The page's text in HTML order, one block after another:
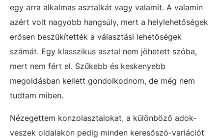
egy arra alkalmas asztalkát vagy valamit. A valamin
azért volt nagyobb hangsúly, mert a helylehetőségek
erősen beszűkítették a választási lehetőségek
számát. Egy klasszikus asztal nem jöhetett szóba,
mert nem fért el. Szűkebb és keskenyebb
megoldásban kellett gondolkodnom, de még nem
tudtam miben.
Nézegettem konzolasztalokat, a különböző adok-
veszek oldalakon pedig minden keresőszó-variációt